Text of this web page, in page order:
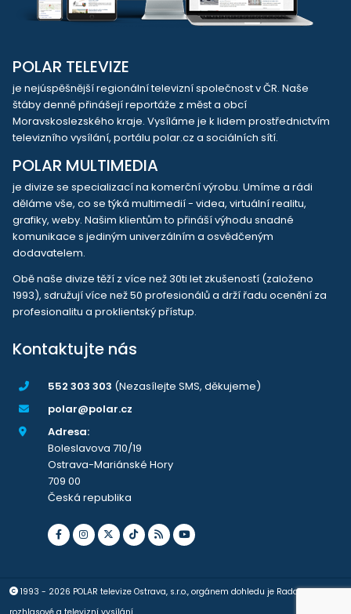
POLAR TELEVIZE
je nejúspěšnější regionální televizní společnost v ČR. Naše
štáby denně přinášejí reportáže z měst a obcí
Moravskoslezského kraje. Vysíláme je k lidem prostřednictvím
televizního vysílání, portálu polar.cz a sociálních sítí.
POLAR MULTIMEDIA
je divize se specializací na komerční výrobu. Umíme a rádi
děláme vše, co se týká multimedií - videa, virtuální realitu,
grafiky, weby. Našim klientům to přináší výhodu snadné
komunikace s jediným univerzálním a osvědčeným
dodavatelem.
Obě naše divize těží z více než 30ti let zkušeností (založeno
1993), sdružují více než 50 profesionálů a drží řadu ocenění za
profesionalitu a proklientský přístup.
Kontaktujte nás
552 303 303 (Nezasílejte SMS, děkujeme)
polar@polar.cz
Adresa:
Boleslavova 710/19
Ostrava-Mariánské Hory
709 00
Česká republika
1993 - 2026 POLAR televize Ostrava, s.r.o., orgánem dohledu je Rada pro